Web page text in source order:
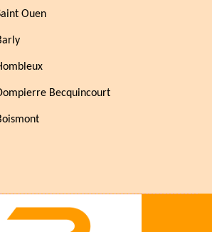
Ouen
Becquincourt